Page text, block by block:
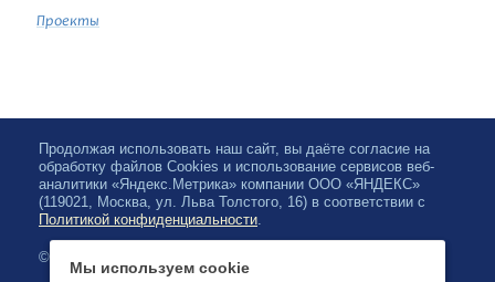
Проекты
Продолжая использовать наш сайт, вы даёте согласие на
обработку файлов Cookies и использование сервисов веб-
аналитики «Яндекс.Метрика» компании ООО «ЯНДЕКС»
(119021, Москва, ул. Льва Толстого, 16) в соответствии с
Политикой конфиденциальности.
© 2026, Карельская Государственная филармония
Мы используем cookie